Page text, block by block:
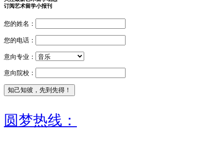
订阅艺术留学小报刊
您的姓名：
您的电话：
意向专业：
意向院校：
圆梦热线：